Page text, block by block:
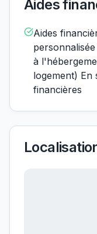
Aides
Aides
à
logement) En
financières